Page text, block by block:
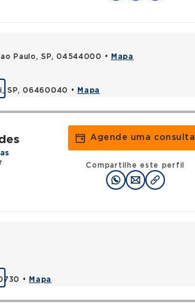
Paulo, SP, 04544000 • Mapa
SP, 06460040 • Mapa
Agende uma consulta
Compartilhe este perfil
• Mapa